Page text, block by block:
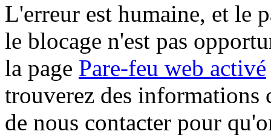
L'erreur est humaine, et le
le blocage n'est pas
la page Pare-feu web activé
trouverez des informations
de nous contacter pour